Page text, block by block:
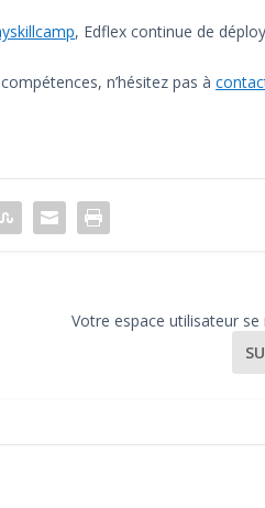
, Edflex continue de
n’hésitez pas à
Votre espace utilisateur se